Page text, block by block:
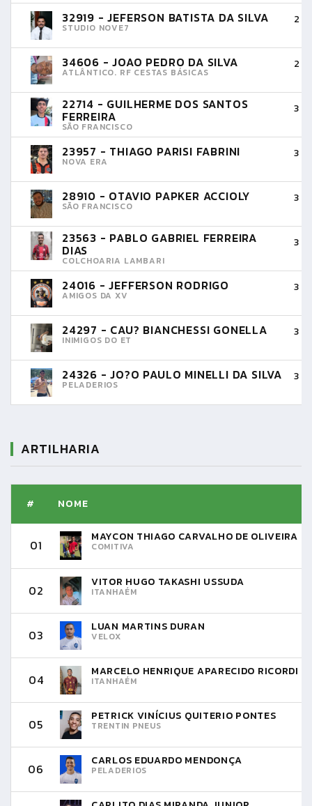
32919 - JEFERSON BATISTA DA SILVA
STUDIO NOVE7
2
34606 - JOAO PEDRO DA SILVA
ATLÂNTICO. RF CESTAS BÁSICAS
2
22714 - GUILHERME DOS SANTOS
FERREIRA
SÃO FRANCISCO
3
23957 - THIAGO PARISI FABRINI
NOVA ERA
3
28910 - OTAVIO PAPKER ACCIOLY
SÃO FRANCISCO
3
23563 - PABLO GABRIEL FERREIRA
DIAS
COLCHOARIA LAMBARI
3
24016 - JEFFERSON RODRIGO
AMIGOS DA XV
3
24297 - CAU? BIANCHESSI GONELLA
INIMIGOS DO ET
3
24326 - JO?O PAULO MINELLI DA SILVA
PELADERIOS
3
ARTILHARIA
# NOME
01
MAYCON THIAGO CARVALHO DE OLIVEIRA
COMITIVA
02
VITOR HUGO TAKASHI USSUDA
ITANHAÉM
03
LUAN MARTINS DURAN
VELOX
04
MARCELO HENRIQUE APARECIDO RICORDI
ITANHAÉM
05
PETRICK VINÍCIUS QUITERIO PONTES
TRENTIN PNEUS
06
CARLOS EDUARDO MENDONÇA
PELADERIOS